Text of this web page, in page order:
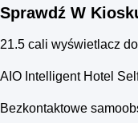
Sprawdź W
21.5 cali wyświetlacz
AIO Intelligent Hotel
Bezkontaktowe